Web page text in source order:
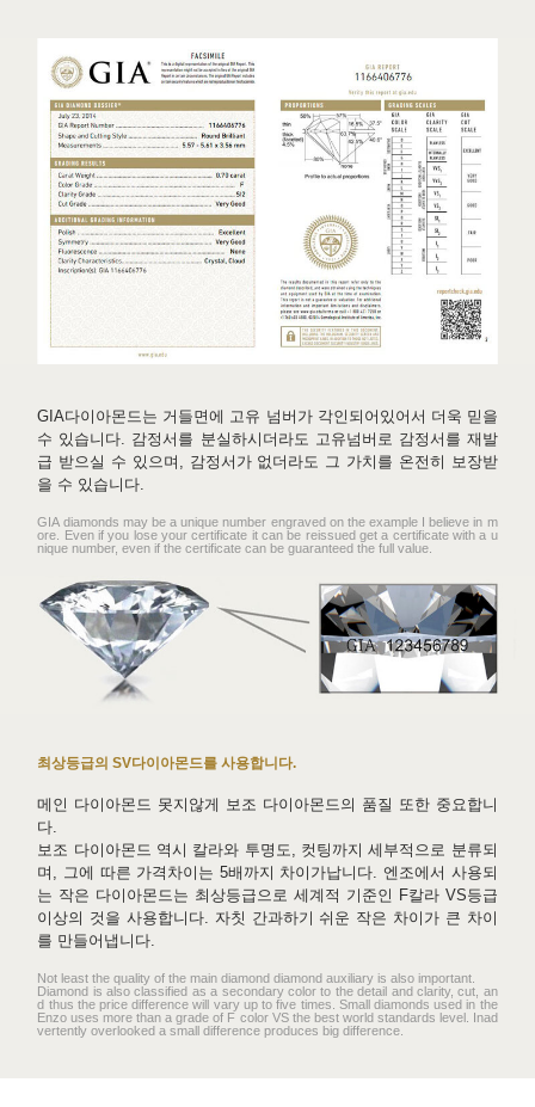
GIA다이아몬드는 거들면에 고유 넘버가 각인되어있어서 더욱 믿을
수 있습니다. 감정서를 분실하시더라도 고유넘버로 감정서를 재발
급 받으실 수 있으며, 감정서가 없더라도 그 가치를 온전히 보장받
을 수 있습니다.
GIA diamonds may be a unique number engraved on the example I believe in m
ore. Even if you lose your certificate it can be reissued get a certificate with a u
nique number, even if the certificate can be guaranteed the full value.
최상등급의 SV다이아몬드를 사용합니다.
메인 다이아몬드 못지않게 보조 다이아몬드의 품질 또한 중요합니
다.
보조 다이아몬드 역시 칼라와 투명도, 컷팅까지 세부적으로 분류되
며, 그에 따른 가격차이는 5배까지 차이가납니다. 엔조에서 사용되
는 작은 다이아몬드는 최상등급으로 세계적 기준인 F칼라 VS등급
이상의 것을 사용합니다. 자칫 간과하기 쉬운 작은 차이가 큰 차이
를 만들어냅니다.
Not least the quality of the main diamond diamond auxiliary is also important.
Diamond is also classified as a secondary color to the detail and clarity, cut, an
d thus the price difference will vary up to five times. Small diamonds used in the
Enzo uses more than a grade of F color VS the best world standards level. Inad
vertently overlooked a small difference produces big difference.